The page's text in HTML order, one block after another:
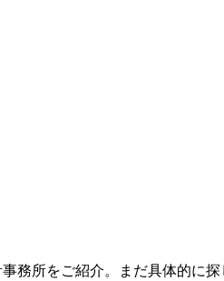
務所をご紹介。まだ具体的に